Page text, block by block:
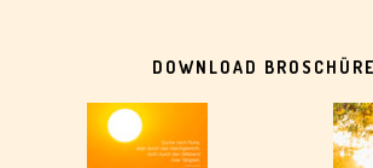
DOWNLOAD